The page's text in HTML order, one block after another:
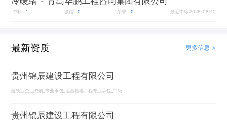
中标: 1 诚信: 0 荣誉: 0 最近中标:2026-08-10
最新资质 更多信息 >
贵州锦辰建设工程有限公司
建筑业企业资质_专业承包_地基基础工程专业承包_二级
贵州锦辰建设工程有限公司